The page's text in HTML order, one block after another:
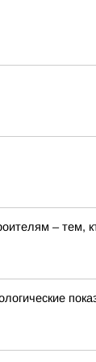
– тем,